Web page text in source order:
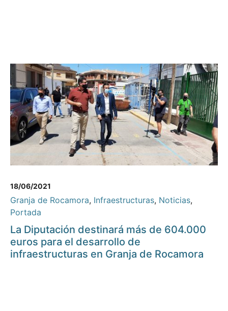
18/06/2021
Granja de Rocamora, Infraestructuras, Noticias,
Portada
La Diputación destinará más de 604.000
euros para el desarrollo de
infraestructuras en Granja de Rocamora